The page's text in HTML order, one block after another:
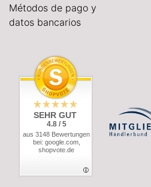
Métodos de pago y
datos bancarios
SEHR GUT
4.8 / 5
aus 3148 Bewertungen
bei: google.com,
shopvote.de